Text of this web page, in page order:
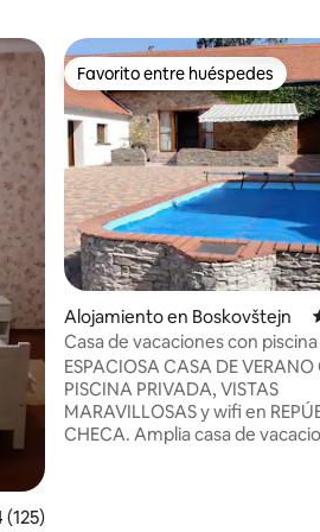
promedio: 4.94 de 5, 125 reseñas
(125)
Favorito entre huéspedes
Favorito entre huéspedes
Alojamiento en Boskovštejn
Casa de vacaciones con piscina
Boskovstejn
ESPACIOSA CASA DE VERANO
PISCINA PRIVADA, VISTAS
MARAVILLOSAS y wifi en
CHECA. Amplia casa de vacaciones